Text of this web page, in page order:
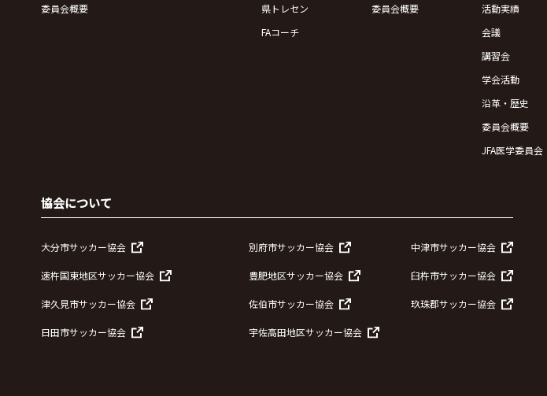
委員会概要
県トレセン
FAコーチ
委員会概要
活動実績
会議
講習会
学会活動
沿革・歴史
委員会概要
JFA医学委員会
協会について
大分市サッカー協会 別府市サッカー協会 中津市サッカー協会
速杵国東地区サッカー協会 豊肥地区サッカー協会 臼杵市サッカー協会
津久見市サッカー協会 佐伯市サッカー協会 玖珠郡サッカー協会
日田市サッカー協会 宇佐高田地区サッカー協会